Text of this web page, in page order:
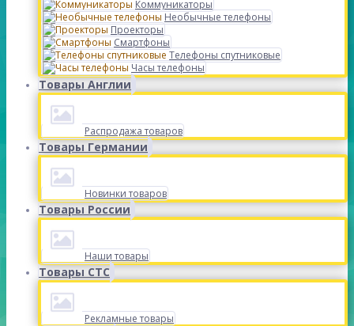
Коммуникаторы
Необычные телефоны
Проекторы
Смартфоны
Телефоны спутниковые
Часы телефоны
Товары Англии
Распродажа товаров
Товары Германии
Новинки товаров
Товары России
Наши товары
Товары СТС
Рекламные товары